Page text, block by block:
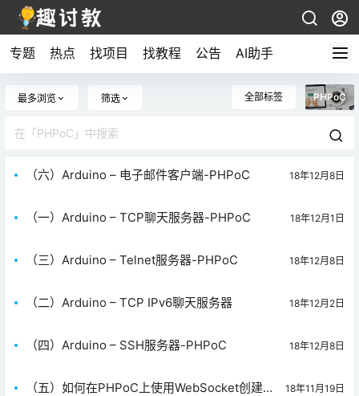
专题 热点 找项目 找教程 公告 AI助手
最多浏览 筛选 全部标签 PHPoC
（六）Arduino – 电子邮件客户端-PHPoC 18年12月8日
（一）Arduino – TCP聊天服务器-PHPoC 18年12月1日
（三）Arduino – Telnet服务器-PHPoC 18年12月8日
（二）Arduino – TCP IPv6聊天服务器 18年12月2日
（四）Arduino – SSH服务器-PHPoC 18年12月8日
（五）如何在PHPoC上使用WebSocket创建嵌
18年11月19日